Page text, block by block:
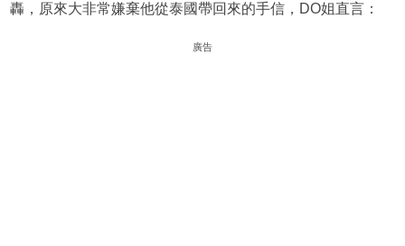
轟，原來大非常嫌棄他從泰國帶回來的手信，DO姐直言：
廣告